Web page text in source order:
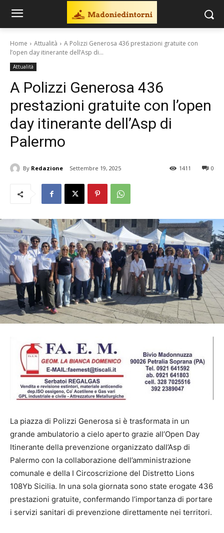
Home Attualità
A Polizzi Generosa 436 prestazioni gratuite con
l’open day itinerante dell’Asp di...
Attualità
A Polizzi Generosa 436
prestazioni gratuite con l’open
day itinerante dell’Asp di
Palermo
By Redazione Settembre 19, 2025 0
1411
La piazza di Polizzi Generosa si è trasformata in un
grande ambulatorio a cielo aperto grazie all’Open Day
Itinerante della prevenzione organizzato dall’Asp di
Palermo con la collaborazione dell’amministrazione
comunale e della I Circoscrizione del Distretto Lions
108Yb Sicilia. In una sola giornata sono state erogate 436
prestazioni gratuite, confermando l’importanza di portare
i servizi sanitari di prevenzione direttamente nei territori.